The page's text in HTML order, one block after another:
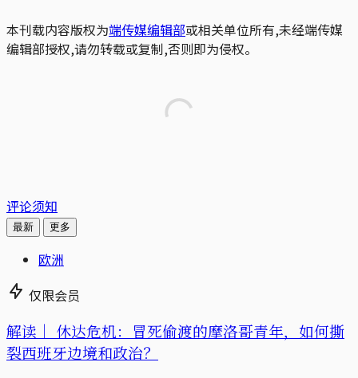
本刊载内容版权为端传媒编辑部或相关单位所有,未经端传媒
编辑部授权,请勿转载或复制,否则即为侵权。
评论须知
最新 更多
欧洲
仅限会员
解读｜ 休达危机：冒死偷渡的摩洛哥青年，如何撕
裂西班牙边境和政治？